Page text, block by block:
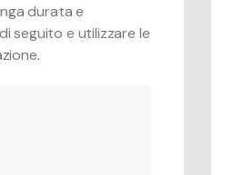
durata e
seguito e utilizzare le